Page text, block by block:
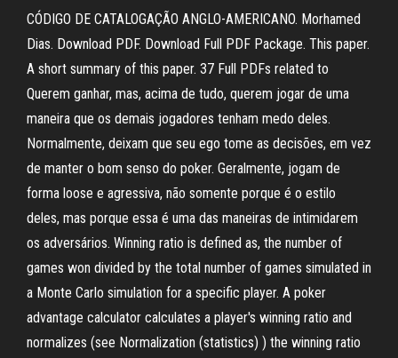
CÓDIGO DE CATALOGAÇÃO ANGLO-AMERICANO. Morhamed
Dias. Download PDF. Download Full PDF Package. This paper.
A short summary of this paper. 37 Full PDFs related to
Querem ganhar, mas, acima de tudo, querem jogar de uma
maneira que os demais jogadores tenham medo deles.
Normalmente, deixam que seu ego tome as decisões, em vez
de manter o bom senso do poker. Geralmente, jogam de
forma loose e agressiva, não somente porque é o estilo
deles, mas porque essa é uma das maneiras de intimidarem
os adversários. Winning ratio is defined as, the number of
games won divided by the total number of games simulated in
a Monte Carlo simulation for a specific player. A poker
advantage calculator calculates a player's winning ratio and
normalizes (see Normalization (statistics) ) the winning ratio